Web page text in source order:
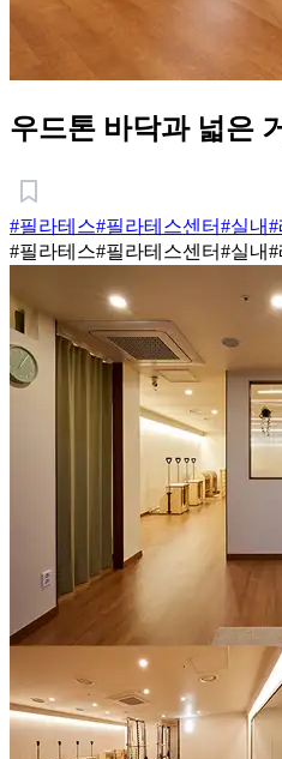
우드톤 바닥과 넓은
#필라테스#필라테스센터#실내
#필라테스#필라테스센터#실내